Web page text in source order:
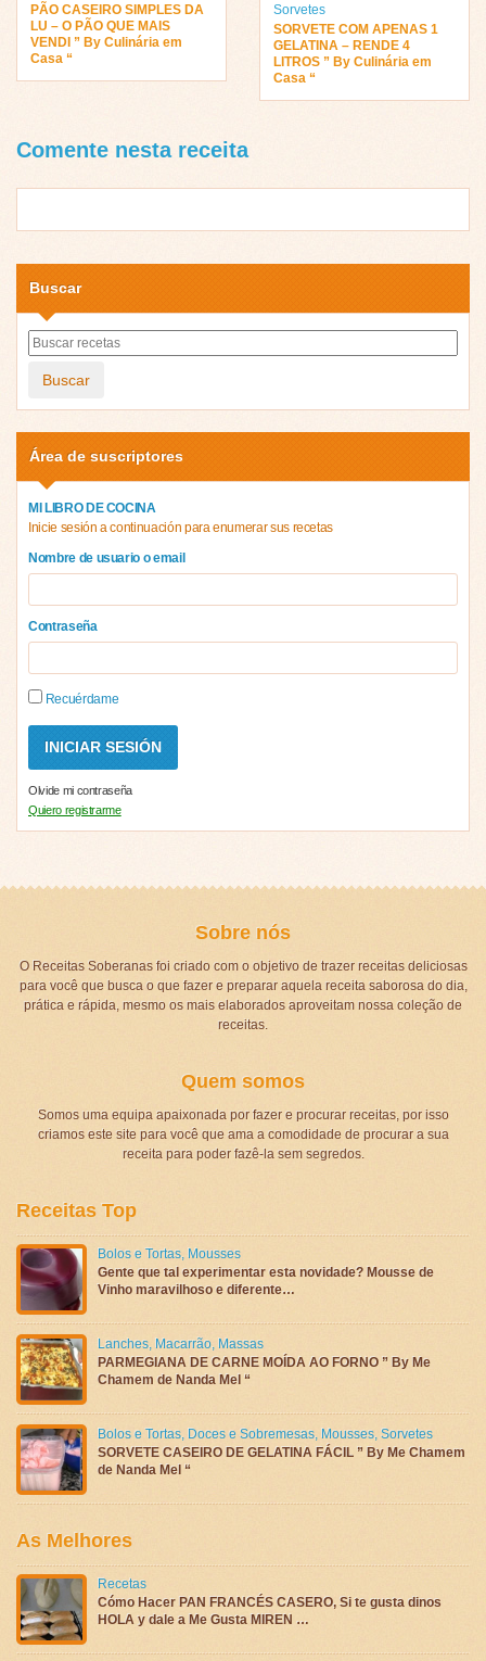
PÃO CASEIRO SIMPLES DA
LU – O PÃO QUE MAIS
VENDI ” By Culinária em
Casa “
Sorvetes
SORVETE COM APENAS 1
GELATINA – RENDE 4
LITROS ” By Culinária em
Casa “
Comente nesta receita
Buscar
Buscar
Área de suscriptores
MI LIBRO DE COCINA
Inicie sesión a continuación para enumerar sus recetas
Nombre de usuario o email
Contraseña
Recuérdame
Olvide mi contraseña
Quiero registrarme
Sobre nós
O Receitas Soberanas foi criado com o objetivo de trazer receitas deliciosas
para você que busca o que fazer e preparar aquela receita saborosa do dia,
prática e rápida, mesmo os mais elaborados aproveitam nossa coleção de
receitas.
Quem somos
Somos uma equipa apaixonada por fazer e procurar receitas, por isso
criamos este site para você que ama a comodidade de procurar a sua
receita para poder fazê-la sem segredos.
Receitas Top
Bolos e Tortas, Mousses
Gente que tal experimentar esta novidade? Mousse de
Vinho maravilhoso e diferente…
Lanches, Macarrão, Massas
PARMEGIANA DE CARNE MOÍDA AO FORNO ” By Me
Chamem de Nanda Mel “
Bolos e Tortas, Doces e Sobremesas, Mousses, Sorvetes
SORVETE CASEIRO DE GELATINA FÁCIL ” By Me Chamem
de Nanda Mel “
As Melhores
Recetas
Cómo Hacer PAN FRANCÉS CASERO, Si te gusta dinos
HOLA y dale a Me Gusta MIREN …